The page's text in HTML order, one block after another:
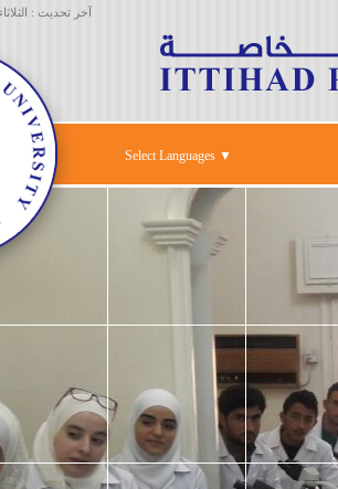
آخر تحديث : الثلاثاء 14 تموز 2026 الساعة 12:11:14
Select Languages ▼